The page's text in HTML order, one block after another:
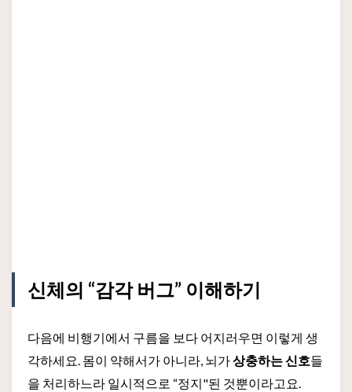
신체의 “감각 버그” 이해하기
다음에 비행기에서 구름을 보다 어지러우면 이렇게 생
각하세요. 몸이 약해서가 아니라, 뇌가상충하는 신호들
을 처리하느라 일시적으로 “정지"된 것뿐이라고요.